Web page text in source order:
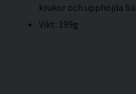
krukor och upphöjda
Vikt: 199g